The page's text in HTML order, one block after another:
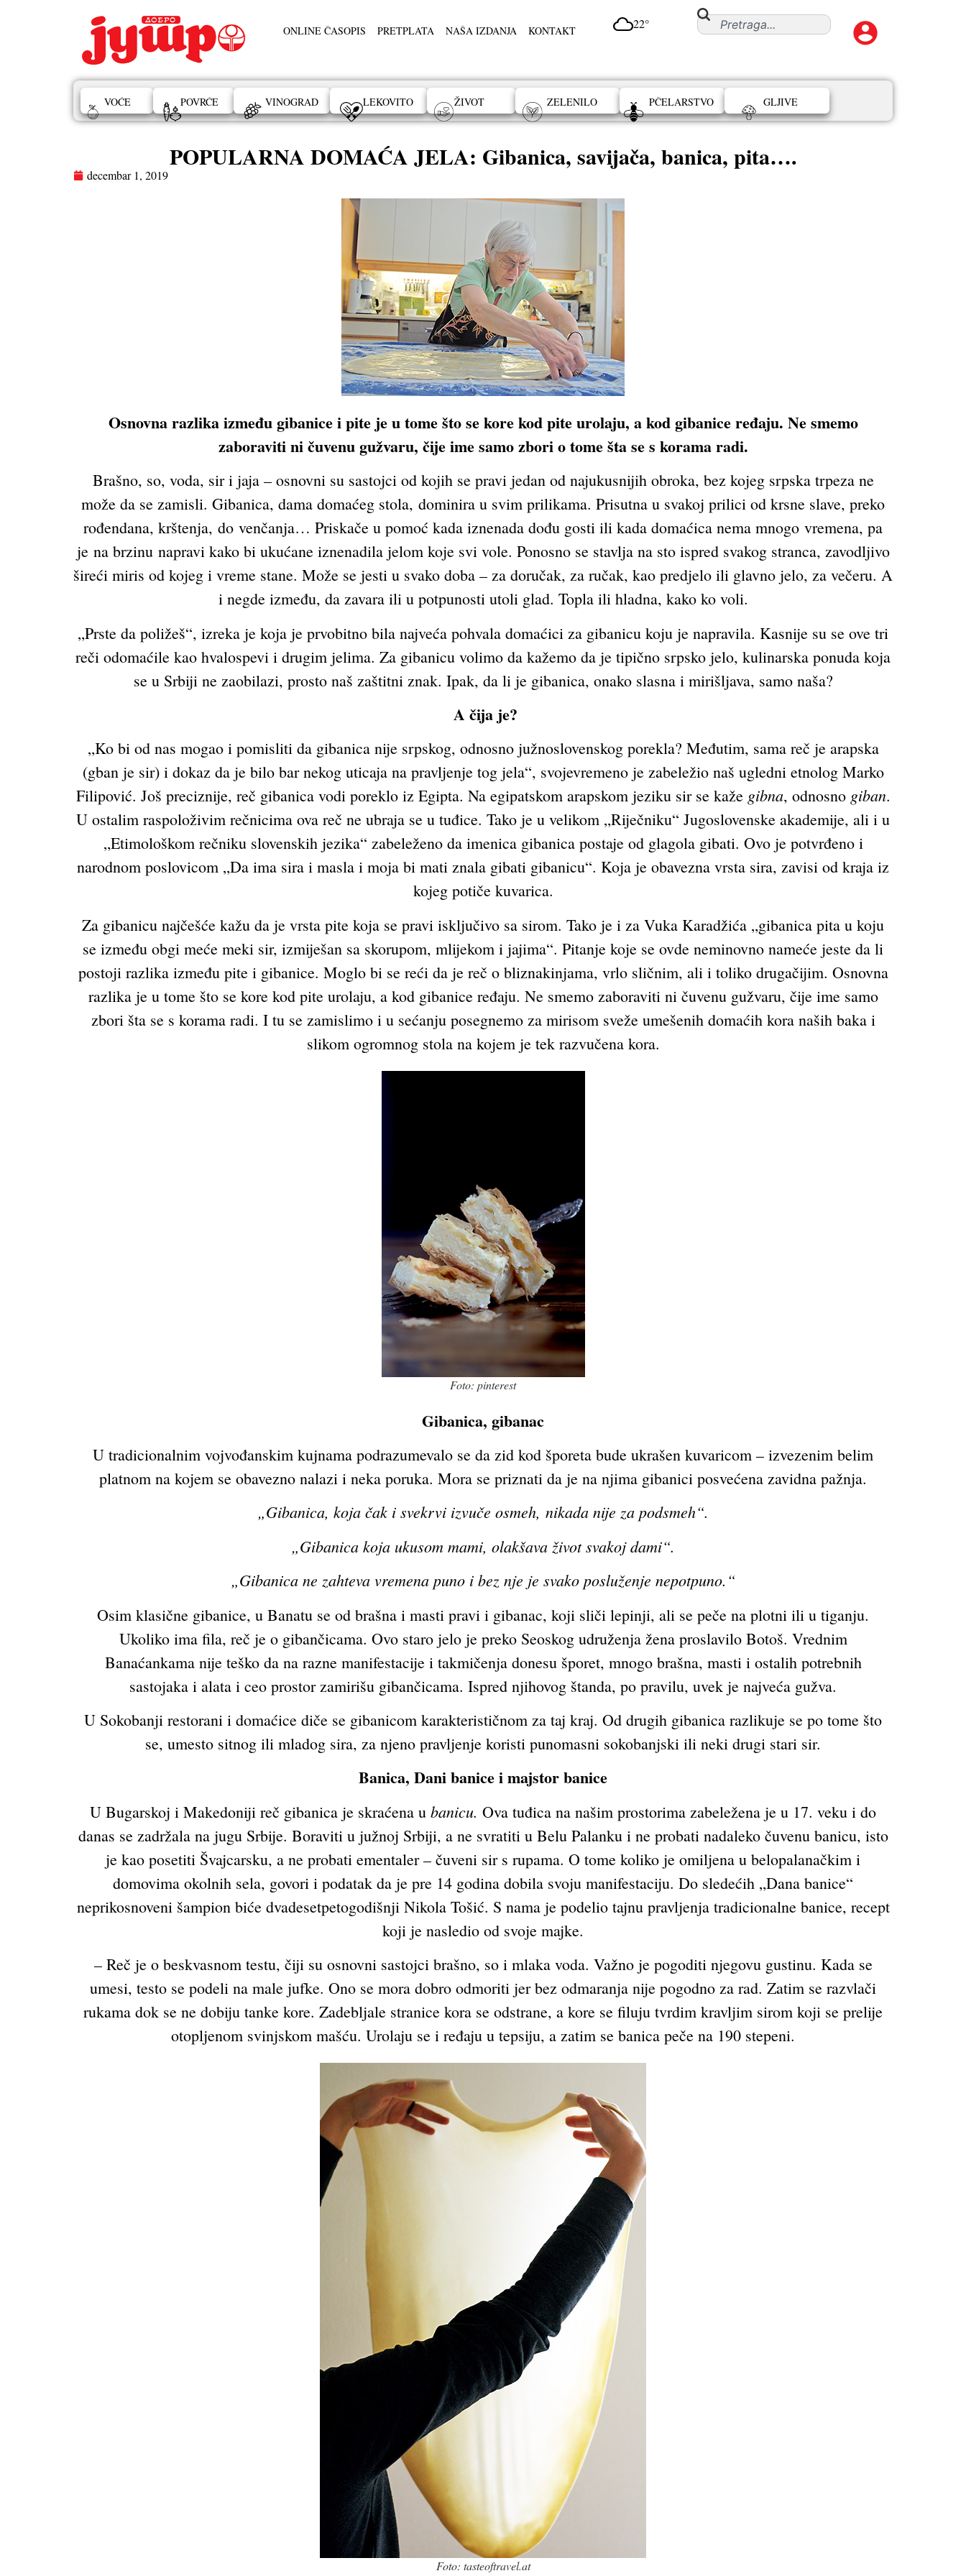
ONLINE ČASOPIS PRETPLATA NAŠA IZDANJA KONTAKT 22°
VOĆE POVRĆE VINOGRAD LEKOVITO ŽIVOT ZELENILO PČELARSTVO GLJIVE
POPULARNA DOMAĆA JELA: Gibanica, savijača, banica, pita….
decembar 1, 2019
Osnovna razlika između gibanice i pite je u tome što se kore kod pite urolaju, a kod gibanice ređaju. Ne smemo
zaboraviti ni čuvenu gužvaru, čije ime samo zbori o tome šta se s korama radi.
Brašno, so, voda, sir i jaja – osnovni su sastojci od kojih se pravi jedan od najukusnijih obroka, bez kojeg srpska trpeza ne
može da se zamisli. Gibanica, dama domaćeg stola, dominira u svim prilikama. Prisutna u svakoj prilici od krsne slave, preko
rođendana, krštenja, do venčanja… Priskače u pomoć kada iznenada dođu gosti ili kada domaćica nema mnogo vremena, pa
je na brzinu napravi kako bi ukućane iznenadila jelom koje svi vole. Ponosno se stavlja na sto ispred svakog stranca, zavodljivo
šireći miris od kojeg i vreme stane. Može se jesti u svako doba – za doručak, za ručak, kao predjelo ili glavno jelo, za večeru. A
i negde između, da zavara ili u potpunosti utoli glad. Topla ili hladna, kako ko voli.
„Prste da poližeš“, izreka je koja je prvobitno bila najveća pohvala domaćici za gibanicu koju je napravila. Kasnije su se ove tri
reči odomaćile kao hvalospevi i drugim jelima. Za gibanicu volimo da kažemo da je tipično srpsko jelo, kulinarska ponuda koja
se u Srbiji ne zaobilazi, prosto naš zaštitni znak. Ipak, da li je gibanica, onako slasna i mirišljava, samo naša?
A čija je?
„Ko bi od nas mogao i pomisliti da gibanica nije srpskog, odnosno južnoslovenskog porekla? Međutim, sama reč je arapska
(gban je sir) i dokaz da je bilo bar nekog uticaja na pravljenje tog jela“, svojevremeno je zabeležio naš ugledni etnolog Marko
Filipović. Još preciznije, reč gibanica vodi poreklo iz Egipta. Na egipatskom arapskom jeziku sir se kaže gibna, odnosno giban.
U ostalim raspoloživim rečnicima ova reč ne ubraja se u tuđice. Tako je u velikom „Riječniku“ Jugoslovenske akademije, ali i u
„Etimološkom rečniku slovenskih jezika“ zabeleženo da imenica gibanica postaje od glagola gibati. Ovo je potvrđeno i
narodnom poslovicom „Da ima sira i masla i moja bi mati znala gibati gibanicu“. Koja je obavezna vrsta sira, zavisi od kraja iz
kojeg potiče kuvarica.
Za gibanicu najčešće kažu da je vrsta pite koja se pravi isključivo sa sirom. Tako je i za Vuka Karadžića „gibanica pita u koju
se između obgi meće meki sir, izmiješan sa skorupom, mlijekom i jajima“. Pitanje koje se ovde neminovno nameće jeste da li
postoji razlika između pite i gibanice. Moglo bi se reći da je reč o bliznakinjama, vrlo sličnim, ali i toliko drugačijim. Osnovna
razlika je u tome što se kore kod pite urolaju, a kod gibanice ređaju. Ne smemo zaboraviti ni čuvenu gužvaru, čije ime samo
zbori šta se s korama radi. I tu se zamislimo i u sećanju posegnemo za mirisom sveže umešenih domaćih kora naših baka i
slikom ogromnog stola na kojem je tek razvučena kora.
Foto: pinterest
Gibanica, gibanac
U tradicionalnim vojvođanskim kujnama podrazumevalo se da zid kod šporeta bude ukrašen kuvaricom – izvezenim belim
platnom na kojem se obavezno nalazi i neka poruka. Mora se priznati da je na njima gibanici posvećena zavidna pažnja.
„Gibanica, koja čak i svekrvi izvuče osmeh, nikada nije za podsmeh“.
„Gibanica koja ukusom mami, olakšava život svakoj dami“.
„Gibanica ne zahteva vremena puno i bez nje je svako posluženje nepotpuno.“
Osim klasične gibanice, u Banatu se od brašna i masti pravi i gibanac, koji sliči lepinji, ali se peče na plotni ili u tiganju.
Ukoliko ima fila, reč je o gibančicama. Ovo staro jelo je preko Seoskog udruženja žena proslavilo Botoš. Vrednim
Banaćankama nije teško da na razne manifestacije i takmičenja donesu šporet, mnogo brašna, masti i ostalih potrebnih
sastojaka i alata i ceo prostor zamirišu gibančicama. Ispred njihovog štanda, po pravilu, uvek je najveća gužva.
U Sokobanji restorani i domaćice diče se gibanicom karakterističnom za taj kraj. Od drugih gibanica razlikuje se po tome što
se, umesto sitnog ili mladog sira, za njeno pravljenje koristi punomasni sokobanjski ili neki drugi stari sir.
Banica, Dani banice i majstor banice
U Bugarskoj i Makedoniji reč gibanica je skraćena u banicu. Ova tuđica na našim prostorima zabeležena je u 17. veku i do
danas se zadržala na jugu Srbije. Boraviti u južnoj Srbiji, a ne svratiti u Belu Palanku i ne probati nadaleko čuvenu banicu, isto
je kao posetiti Švajcarsku, a ne probati ementaler – čuveni sir s rupama. O tome koliko je omiljena u belopalanačkim i
domovima okolnih sela, govori i podatak da je pre 14 godina dobila svoju manifestaciju. Do sledećih „Dana banice“
neprikosnoveni šampion biće dvadesetpetogodišnji Nikola Tošić. S nama je podelio tajnu pravljenja tradicionalne banice, recept
koji je nasledio od svoje majke.
– Reč je o beskvasnom testu, čiji su osnovni sastojci brašno, so i mlaka voda. Važno je pogoditi njegovu gustinu. Kada se
umesi, testo se podeli na male jufke. Ono se mora dobro odmoriti jer bez odmaranja nije pogodno za rad. Zatim se razvlači
rukama dok se ne dobiju tanke kore. Zadebljale stranice kora se odstrane, a kore se filuju tvrdim kravljim sirom koji se prelije
otopljenom svinjskom mašću. Urolaju se i ređaju u tepsiju, a zatim se banica peče na 190 stepeni.
Foto: tasteoftravel.at